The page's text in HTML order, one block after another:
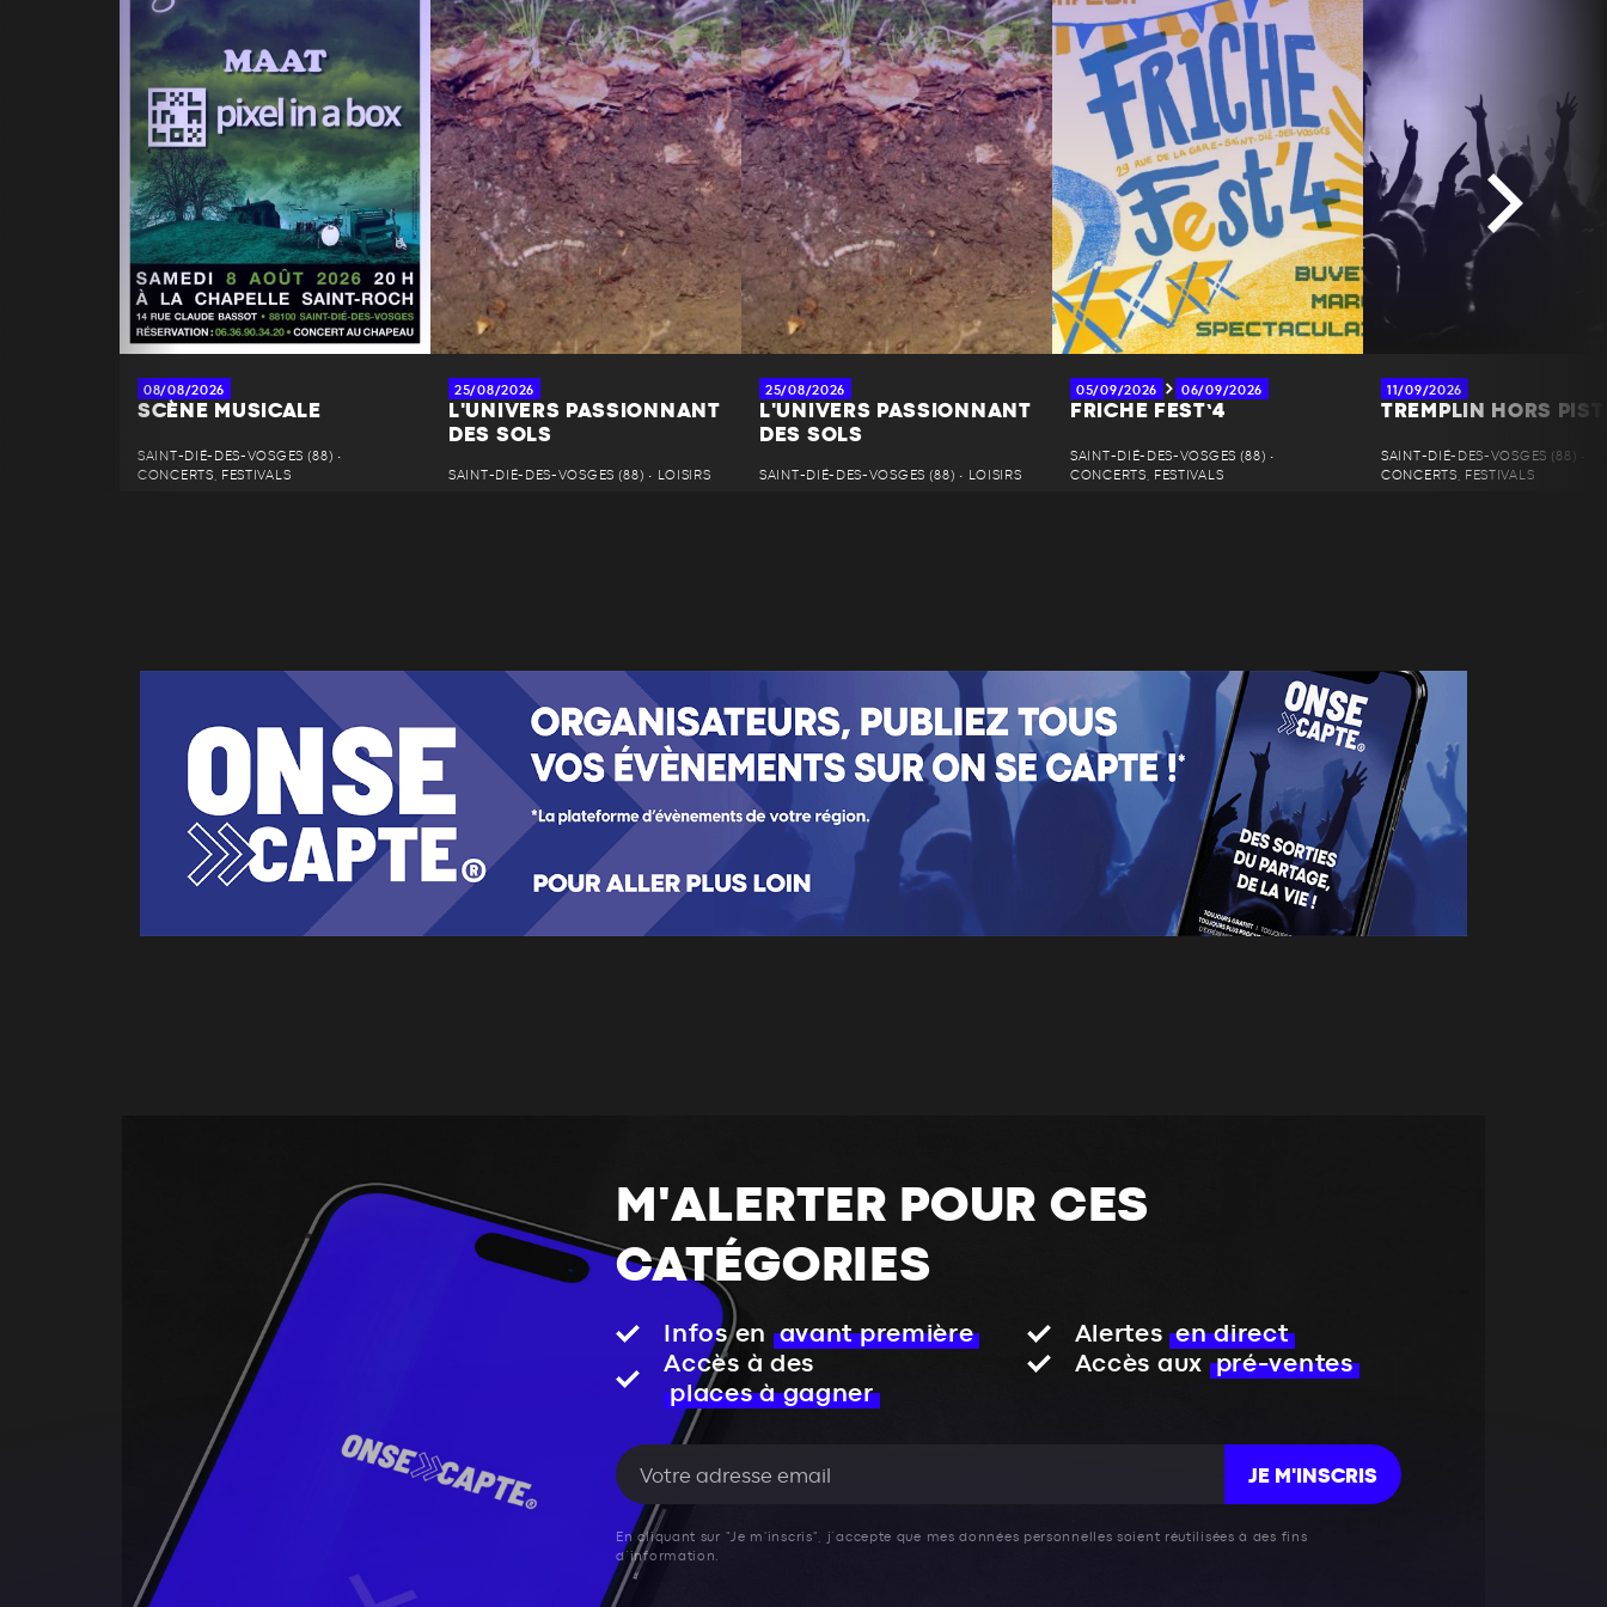
08/08/2026
SCÈNE MUSICALE
SAINT-DIÉ-DES-VOSGES (88) •
CONCERTS, FESTIVALS
25/08/2026
L'UNIVERS PASSIONNANT
DES SOLS
SAINT-DIÉ-DES-VOSGES (88) • LOISIRS
25/08/2026
L'UNIVERS PASSIONNANT
DES SOLS
SAINT-DIÉ-DES-VOSGES (88) • LOISIRS
05/09/2026 06/09/2026
FRICHE FEST’4
SAINT-DIÉ-DES-VOSGES (88) •
CONCERTS, FESTIVALS
11/09/2026
TREMPLIN HORS
SAINT-DIÉ-DES-VOSGES (88) •
CONCERTS, FESTIVALS
M'ALERTER POUR CES
CATÉGORIES
Infos en avant première Alertes en direct
Accès à des
places à gagner
Accès aux pré-ventes
JE M'INSCRIS
En cliquant sur "Je m'inscris", j’accepte que mes données personnelles soient réutilisées à des fins
d’information.